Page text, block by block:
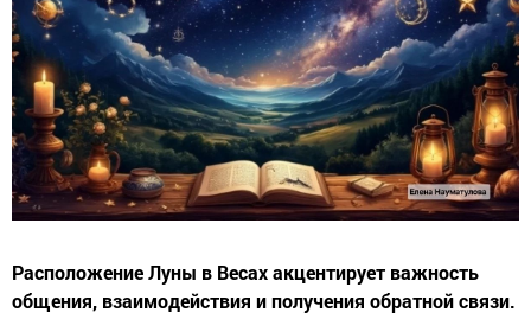
Расположение Луны в Весах акцентирует важность
общения, взаимодействия и получения обратной связи.